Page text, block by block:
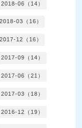
2018-06（14）
2018-03（16）
2017-12（16）
2017-09（14）
2017-06（21）
2017-03（18）
2016-12（19）